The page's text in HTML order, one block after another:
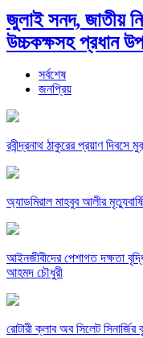
জুলাই সনদ, জাতীয়
উচ্চকক্ষসহ প্রধান
সর্বশেষ
জনপ্রিয়
রবীন্দ্রনাথ ঠাকুরের প্রয়াণ
অ্যাডমিরাল মাহবুব আলীর
‎আইনজীবীদের পেশাগত দক্ষতা
আহমদ চৌধুরী
রোটারী ক্লাব অব সিলেট